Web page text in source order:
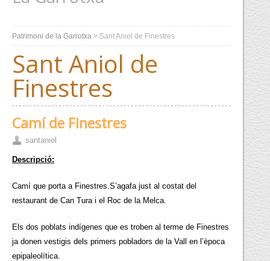
Patrimoni de la Garrotxa > Sant Aniol de Finestres
Sant Aniol de
Finestres
Camí de Finestres
santaniol
Descripció:
Camí que porta a Finestres.S’agafa just al costat del
restaurant de Can Tura i el Roc de la Melca.
Els dos poblats indígenes que es troben al terme de Finestres
ja donen vestigis dels primers pobladors de la Vall en l’època
epipaleolítica.